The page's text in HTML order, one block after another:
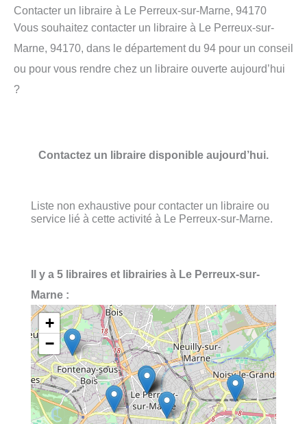
Contacter un libraire à Le Perreux-sur-Marne, 94170
Vous souhaitez contacter un libraire à Le Perreux-sur-
Marne, 94170, dans le département du 94 pour un conseil
ou pour vous rendre chez un libraire ouverte aujourd’hui
?
Contactez un libraire disponible aujourd’hui.
Liste non exhaustive pour contacter un libraire ou
service lié à cette activité à Le Perreux-sur-Marne.
Il y a 5 libraires et librairies à Le Perreux-sur-
Marne :
+
−